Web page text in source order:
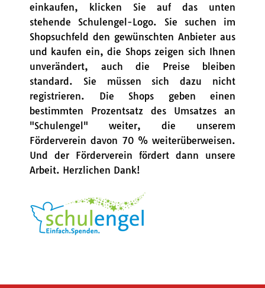
einkaufen, klicken Sie auf das unten
stehende Schulengel-Logo. Sie suchen im
Shopsuchfeld den gewünschten Anbieter aus
und kaufen ein, die Shops zeigen sich Ihnen
unverändert, auch die Preise bleiben
standard. Sie müssen sich dazu nicht
registrieren. Die Shops geben einen
bestimmten Prozentsatz des Umsatzes an
"Schulengel" weiter, die unserem
Förderverein davon 70 % weiterüberweisen.
Und der Förderverein fördert dann unsere
Arbeit. Herzlichen Dank!